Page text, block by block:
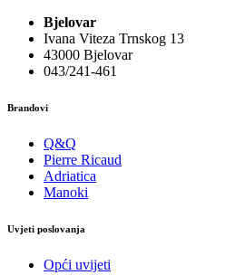
Bjelovar
Ivana Viteza Trnskog 13
43000 Bjelovar
043/241-461
Brandovi
Q&Q
Pierre Ricaud
Adriatica
Manoki
Uvjeti poslovanja
Opći uvijeti